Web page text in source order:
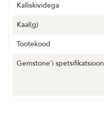
Kalliskividega
Kaal(g)
Tootekood
Gemstone'i spetsifikatsioon